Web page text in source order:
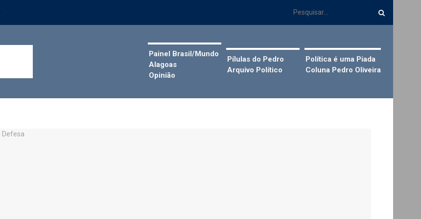
Painel Brasil/Mundo
Alagoas
Opinião
Pílulas do Pedro
Arquivo Político
Política é uma Piada
Coluna Pedro Oliveira